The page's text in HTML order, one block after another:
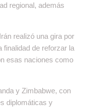
regional, además
realizó una gira por
finalidad de reforzar la
esas naciones como
y Zimbabwe, con
diplomáticas y